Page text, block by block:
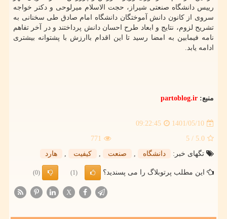
رییس دانشگاه صنعتی شیراز، حجت الاسلام میرلوحی و دکتر خواجه
سروی از کانون دانش آموختگان دانشگاه امام صادق طی سخنانی به
تشریح لزوم، نتایج و ابعاد طرح احسان دانش پرداختند و در آخر تفاهم
نامه فیمابین به امضا رسید تا این اقدام باارزش با پشتوانه بیشتری
ادامه یابد.
منبع: partoblog.ir
1401/05/10
09:22:45
5.0
/ 5
771
تگهای خبر:
دانشگاه , صنعت , كیفیت , هارد
این مطلب پرتوبلاگ را می پسندید؟ (1)
(0)
X